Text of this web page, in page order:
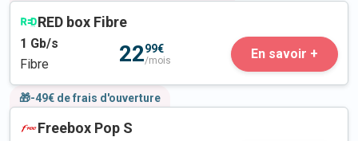
RED box Fibre
1 Gb/s
Fibre
2299€
/mois En savoir +
🎁-49€ de frais d'ouverture
Freebox Pop S